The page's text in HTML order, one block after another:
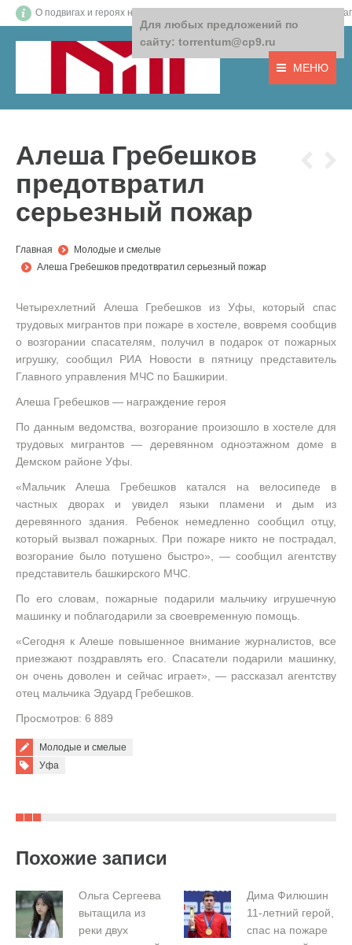
О подвигах и героях нашего времени! О том, что важно! О
МЕНЮ
Алеша Гребешков
предотвратил
серьезный пожар
You are here:
Главная
Молодые и смелые
Алеша Гребешков предотвратил серьезный пожар
Четырехлетний Алеша Гребешков из Уфы, который спас
трудовых мигрантов при пожаре в хостеле, вовремя сообщив
о возгорании спасателям, получил в подарок от пожарных
игрушку, сообщил РИА Новости в пятницу представитель
Главного управления МЧС по Башкирии.
Алеша Гребешков — награждение героя
По данным ведомства, возгорание произошло в хостеле для
трудовых мигрантов — деревянном одноэтажном доме в
Демском районе Уфы.
«Мальчик Алеша Гребешков катался на велосипеде в
частных дворах и увидел языки пламени и дым из
деревянного здания. Ребенок немедленно сообщил отцу,
который вызвал пожарных. При пожаре никто не пострадал,
возгорание было потушено быстро», — сообщил агентству
представитель башкирского МЧС.
По его словам, пожарные подарили мальчику игрушечную
машинку и поблагодарили за своевременную помощь.
«Сегодня к Алеше повышенное внимание журналистов, все
приезжают поздравлять его. Спасатели подарили машинку,
он очень доволен и сейчас играет», — рассказал агентству
отец мальчика Эдуард Гребешков.
Просмотров: 6 889
Молодые и смелые
Tags:
Уфа
Похожие записи
Ольга Сергеева
вытащила из
реки двух
Дима Филюшин
11-летний герой,
спас на пожаре
Для любых предложений по
сайту: torrentum@cp9.ru